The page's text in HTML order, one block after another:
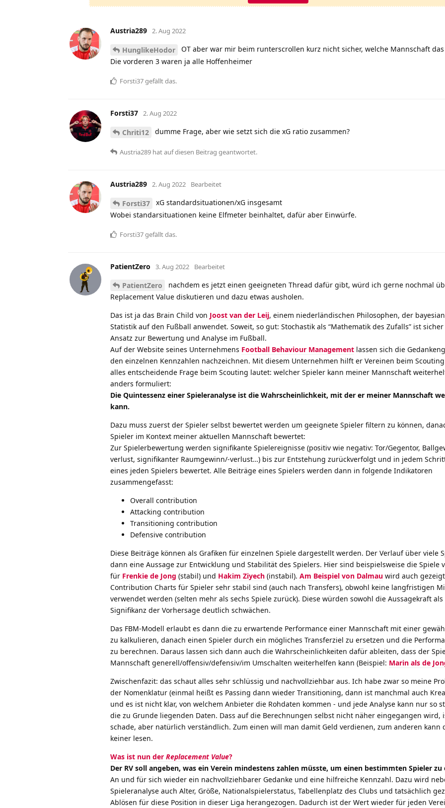
Austria289 2. Aug 2022
HunglikeHodor
OT aber war mir beim runterscrollen kurz nicht sicher, welche Mannschaft
Die vorderen 3 waren ja alle Hoffenheimer
Forsti37gefällt das.
Forsti37 2. Aug 2022
Chriti12 dumme Frage, aber wie setzt sich die xG ratio zusammen?
Austria289 hatauf diesen Beitrag geantwortet.
Austria289 2. Aug 2022 Bearbeitet
Forsti37
xG standardsituationen/xG insgesamt
Wobei standarsituationen keine Elfmeter beinhaltet, dafür aber Einwürfe.
Forsti37gefällt das.
PatientZero 3. Aug 2022 Bearbeitet
PatientZero
nachdem es jetzt einen geeigneten Thread dafür gibt, würd ich gerne nochmal
Replacement Value diskutieren und dazu etwas ausholen.
Das ist ja das Brain Child von Joost van der Leij, einem niederländischen Philosophen, der
Statistik auf den Fußball anwendet. Soweit, so gut: Stochastik als “Mathematik des Zufalls” ist
Ansatz zur Bewertung und Analyse im Fußball.
Auf der Website seines Unternehmens Football Behaviour Management lassen sich die
den einzelnen Kennzahlen nachzeichnen. Mit diesem Unternehmen hilft er Vereinen beim
alles entscheidende Frage beim Scouting lautet: welcher Spieler kann meiner Mannschaft
anders formuliert:
Die Quintessenz einer Spieleranalyse ist die Wahrscheinlichkeit, mit der er meiner Mannschaft
kann.
Dazu muss zuerst der Spieler selbst bewertet werden um geeignete Spieler filtern zu können,
Spieler im Kontext meiner aktuellen Mannschaft bewertet:
Zur Spielerbewertung werden signifikante Spielereignisse (positiv wie negativ: Tor/Gegentor,
verlust, signifikanter Raumgewinn/-verlust…) bis zur Entstehung zurückverfolgt und in jedem
eines jeden Spielers bewertet. Alle Beiträge eines Spielers werden dann in folgende Indikatoren
zusammengefasst:
Overall contribution
Attacking contribution
Transitioning contribution
Defensive contribution
Diese Beiträge können als Grafiken für einzelnen Spiele dargestellt werden. Der Verlauf über viele
dann eine Aussage zur Entwicklung und Stabilität des Spielers. Hier sind beispielsweise die Spiele
für Frenkie de Jong (stabil) und Hakim Ziyech (instabil). Am Beispiel von Dalmau wird auch
Contribution Charts für Spieler sehr stabil sind (auch nach Transfers), obwohl keine langfristigen
verwendet werden (selten mehr als sechs Spiele zurück). Diese würden sowohl die Aussagekraft
Signifikanz der Vorhersage deutlich schwächen.
Das FBM-Modell erlaubt es dann die zu erwartende Performance einer Mannschaft mit einer
zu kalkulieren, danach einen Spieler durch ein mögliches Transferziel zu ersetzen und die
zu berechnen. Daraus lassen sich dann auch die Wahrscheinlichkeiten dafür ableiten, dass der
Mannschaft generell/offensiv/defensiv/im Umschalten weiterhelfen kann (Beispiel: Marin als de
Zwischenfazit: das schaut alles sehr schlüssig und nachvollziehbar aus. Ich habe zwar so meine
der Nomenklatur (einmal heißt es Passing dann wieder Transitioning, dann ist manchmal auch
und es ist nicht klar, von welchem Anbieter die Rohdaten kommen - und jede Analyse kann nur so
die zu Grunde liegenden Daten. Dass auf die Berechnungen selbst nicht näher eingegangen wird,
schade, aber natürlich verständlich. Zum einen will man damit Geld verdienen, zum anderen kann
keiner lesen.
Was ist nun der Replacement Value?
Der RV soll angeben, was ein Verein mindestens zahlen müsste, um einen bestimmten Spieler zu
An und für sich wieder ein nachvollziehbarer Gedanke und eine hilfreiche Kennzahl. Dazu wird
Spieleranalyse auch Alter, Größe, Nationalspielerstatus, Tabellenplatz des Clubs und tatsächlich
Ablösen für diese Position in dieser Liga herangezogen. Dadurch ist der Wert wieder für jeden